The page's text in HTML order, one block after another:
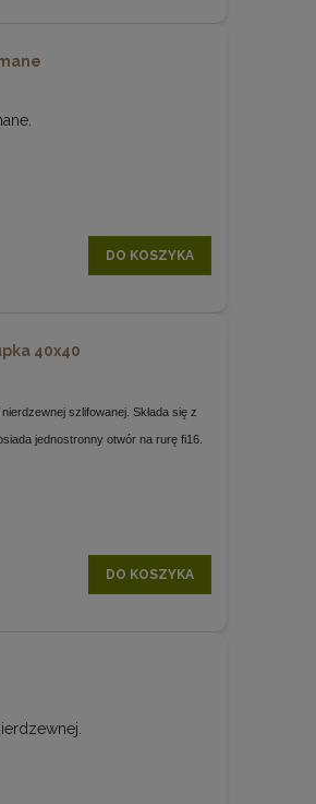
DO KOSZYKA
40x40
szlifowanej. Składa się z
jednostronny otwór na rurę fi16.
DO KOSZYKA